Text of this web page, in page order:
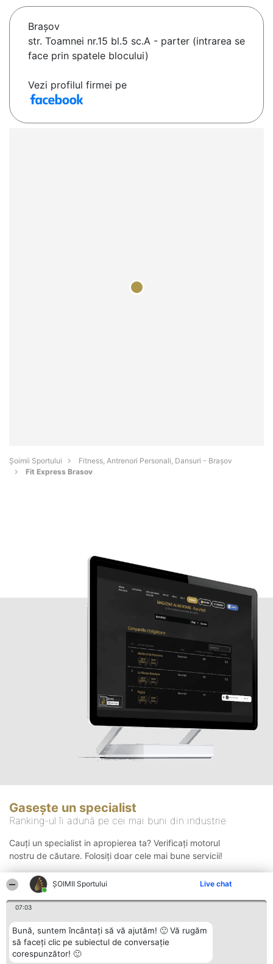
ȘOIMII Sportului Live chat
07:03
Bună, suntem încântați să vă ajutăm! 🙂 Vă rugăm
să faceți clic pe subiectul de conversație
corespunzător! 🙂
Braşov
str. Toamnei nr.15 bl.5 sc.A - parter (intrarea se
face prin spatele blocului)
Vezi profilul firmei pe
Șoimii Sportului
Fitness, Antrenori Personali, Dansuri - Braşov
Fit Express Brasov
Gasește un specialist
Ranking-ul îi adună pe cei mai buni din industrie
Cauți un specialist in apropierea ta? Verificați motorul
nostru de căutare. Folosiți doar cele mai bune servicii!